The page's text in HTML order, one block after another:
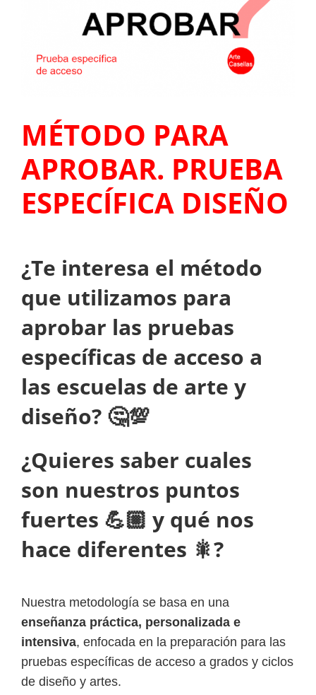
MÉTODO PARA
APROBAR. PRUEBA
ESPECÍFICA DISEÑO
¿Te interesa el método
que utilizamos para
aprobar las pruebas
específicas de acceso a
las escuelas de arte y
diseño? 🤔💯
¿Quieres saber cuales
son nuestros puntos
fuertes 💪🏼 y qué nos
hace diferentes 🎇?
Nuestra metodología se basa en una
enseñanza práctica, personalizada e
intensiva, enfocada en la preparación para las
pruebas específicas de acceso a grados y ciclos
de diseño y artes.